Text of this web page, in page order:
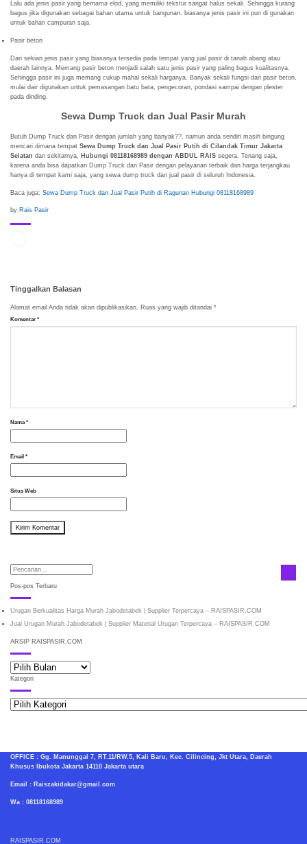
Lalu ada jenis pasir yang bernama elod, yang memiliki tekstur sangat halus sekali. Sehingga kurang
bagus jika digunakan sebagai bahan utama untuk bangunan. biasanya jenis pasir ini pun di gunakan
untuk bahan campuran saja.
Pasir beton
Dari sekian jenis pasir yang biasanya tersedia pada tempat yang jual pasir di tanah abang atau
daerah lainnya. Memang pasir beton menjadi salah satu jenis pasir yang paling bagus kualitasnya.
Sehingga pasir ini juga memang cukup mahal sekali harganya. Banyak sekali fungsi dari pasir beton,
mulai dair digunakan untuk pemasangan batu bata, pengecoran, pondasi sampai dengan plester
pada dinding.
Sewa Dump Truck dan Jual Pasir Murah
Butuh Dump Truck dan Pasir dengan jumlah yang banyak??, namun anda sendiri masih bingung
mencari dimana tempat Sewa Dump Truck dan Jual Pasir Putih di Cilandak Timur Jakarta
Selatan dan sekitarnya, Hubungi 08118168989 dengan ABDUL RAIS segera. Tenang saja,
karena anda bisa dapatkan Dump Truck dan Pasir dengan pelayanan terbaik dan harga terjangkau
hanya di tempat kami saja, yang sewa dump truck dan jual pasir di seluruh Indonesia.
Baca juga: Sewa Dump Truck dan Jual Pasir Putih di Ragunan Hubungi 08118168989
by Rais Pasir
Tinggalkan Balasan
Alamat email Anda tidak akan dipublikasikan. Ruas yang wajib ditandai *
Komentar *
Nama *
Email *
Situs Web
Pos-pos Terbaru
Urugan Berkualitas Harga Murah Jabodetabek | Supplier Terpercaya – RAISPASIR.COM
Jual Urugan Murah Jabodetabek | Supplier Material Urugan Terpercaya – RAISPASIR.COM
ARSIP RAISPASIR.COM
ARSIP
RAISPASIR.COM
Kategori
Kategori
OFFICE : Gg. Manunggal 7, RT.11/RW.5, Kali Baru, Kec. Cilincing, Jkt Utara, Daerah
Khusus Ibukota Jakarta 14110 Jakarta utara
Email : Raiszakidakar@gmail.com
Wa : 08118168989
RAISPASIR.COM